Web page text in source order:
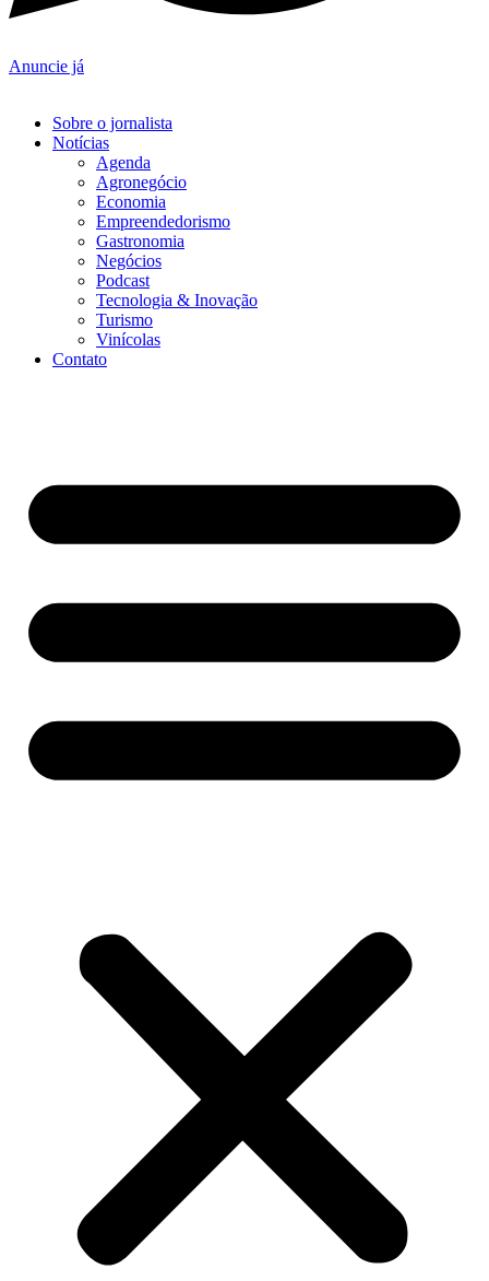
Anuncie já
Sobre o jornalista
Notícias
Agenda
Agronegócio
Economia
Empreendedorismo
Gastronomia
Negócios
Podcast
Tecnologia & Inovação
Turismo
Vinícolas
Contato